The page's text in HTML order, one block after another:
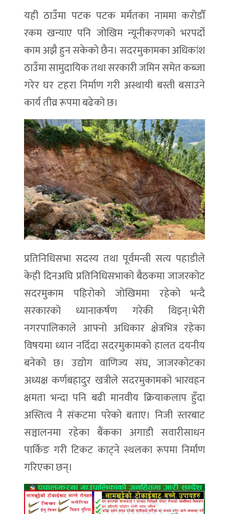
यही ठाउँमा पटक पटक मर्मतका नाममा करोडौँ
रकम खन्याए पनि जोखिम न्यूनीकरणको भरपर्दो
काम अझै हुन सकेको छैन। सदरमुकामका अधिकांश
ठाउँमा सामुदायिक तथा सरकारी जमिन समेत कब्जा
गरेर घर टहरा निर्माण गरी अस्थायी बस्ती बसाउने
कार्य तीव्र रूपमा बढेको छ।
प्रतिनिधिसभा सदस्य तथा पूर्वमन्त्री सत्य पहाडीले
केही दिनअघि प्रतिनिधिसभाको बैठकमा जाजरकोट
सदरमुकाम पहिरोको जोखिममा रहेको भन्दै
सरकारको ध्यानाकर्षण गरेकी थिइन्।भेरी
नगरपालिकाले आफ्नो अधिकार क्षेत्रभित्र रहेका
विषयमा ध्यान नदिँदा सदरमुकामको हालत दयनीय
बनेको छ। उद्योग वाणिज्य संघ, जाजरकोटका
अध्यक्ष कर्णबहादुर खत्रीले सदरमुकामको भारवहन
क्षमता भन्दा पनि बढी मानवीय क्रियाकलाप हुँदा
अस्तित्व नै संकटमा परेको बताए। निजी स्तरबाट
सञ्चालनमा रहेका बैंकका अगाडी सवारीसाधन
पार्किङ गरी टिकट काट्ने स्थलका रूपमा निर्माण
गरिएका छन्।